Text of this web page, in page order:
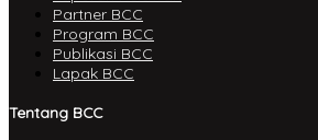
Partner BCC
Program BCC
Publikasi BCC
Lapak BCC
Tentang BCC